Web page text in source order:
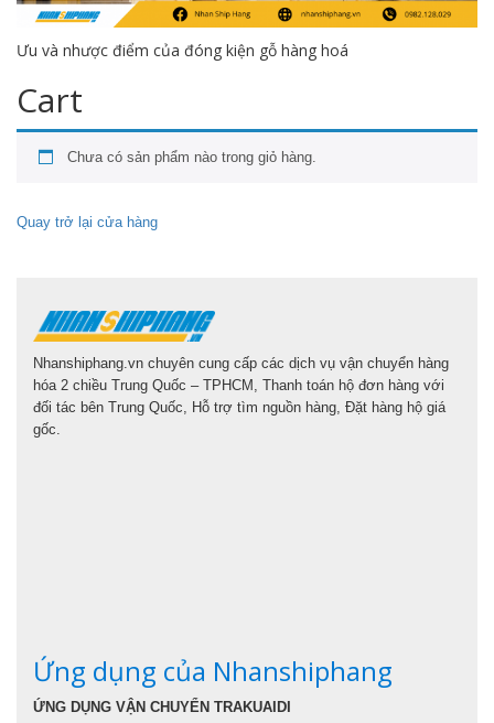
Ưu và nhược điểm của đóng kiện gỗ hàng hoá
Cart
Chưa có sản phẩm nào trong giỏ hàng.
Quay trở lại cửa hàng
Nhanshiphang.vn chuyên cung cấp các dịch vụ vận chuyển hàng
hóa 2 chiều Trung Quốc – TPHCM, Thanh toán hộ đơn hàng với
đối tác bên Trung Quốc, Hỗ trợ tìm nguồn hàng, Đặt hàng hộ giá
gốc.
Ứng dụng của Nhanshiphang
ỨNG DỤNG VẬN CHUYỂN TRAKUAIDI